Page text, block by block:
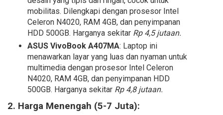
mobilitas. Dilengkapi dengan prosesor Intel
Celeron N4020, RAM 4GB, dan penyimpanan
HDD 500GB. Harganya sekitar Rp 4,5 jutaan.
ASUS VivoBook A407MA: Laptop ini
menawarkan layar yang luas dan nyaman untuk
multimedia dengan prosesor Intel Celeron
N4020, RAM 4GB, dan penyimpanan HDD
500GB. Harganya sekitar Rp 4,8 jutaan.
2. Harga Menengah (5-7 Juta):